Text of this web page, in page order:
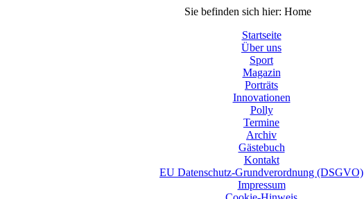
Sie befinden sich hier: Home
Startseite
Über uns
Sport
Magazin
Porträts
Innovationen
Polly
Termine
Archiv
Gästebuch
Kontakt
EU Datenschutz-Grundverordnung (DSGVO)
Impressum